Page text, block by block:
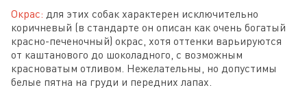
Окрас: для этих собак характерен исключительно
коричневый (в стандарте он описан как очень богатый
красно-печеночный) окрас, хотя оттенки варьируются
от каштанового до шоколадного, с возможным
красноватым отливом. Нежелательны, но допустимы
белые пятна на груди и передних лапах.